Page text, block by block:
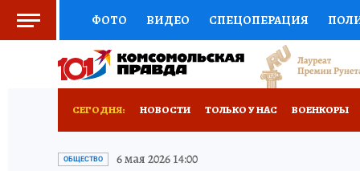
ФОТО ВИДЕО СПЕЦОПЕРАЦИЯ
СОЦПОДДЕРЖКА НАУКА СПОРТ
СЕГОДНЯ: НОВОСТИ ТОЛЬКО У НАС ВОЕНКОРЫ
ПРОИСШЕСТВИЯ
ОБЩЕСТВО 6 мая 2026 14:00